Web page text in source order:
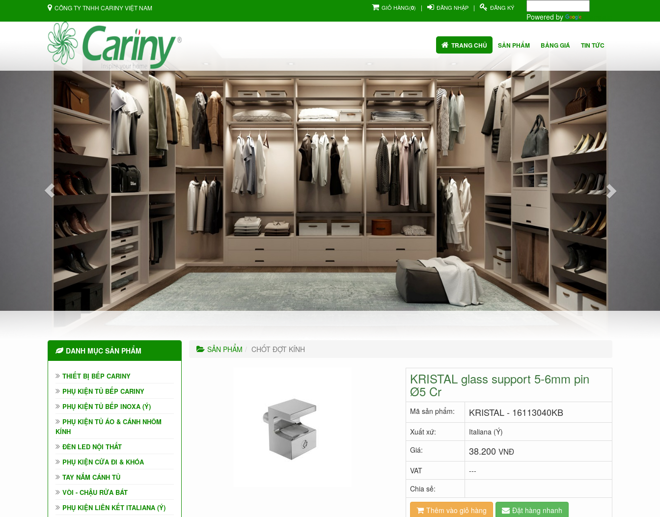
CÔNG TY TNHH CARINY VIỆT NAM
Powered by
GIỎ HÀNG(0) | ĐĂNG NHẬP | ĐĂNG KÝ
TRANG CHỦ SẢN PHẨM BẢNG GIÁ TIN TỨC
Previous
DANH MỤC SẢN PHẨM
THIẾT BỊ BẾP CARINY
PHỤ KIỆN TỦ BẾP CARINY
PHỤ KIỆN TỦ BẾP INOXA (Ý)
PHỤ KIỆN TỦ ÁO & CÁNH NHÔM
KÍNH
ĐÈN LED NỘI THẤT
PHỤ KIỆN CỬA ĐI & KHÓA
TAY NẮM CÁNH TỦ
VÒI - CHẬU RỬA BÁT
PHỤ KIỆN LIÊN KẾT ITALIANA (Ý)
SẢN PHẨM CHỐT ĐỢT KÍNH
KRISTAL glass support 5-6mm pin
Ø5 Cr
Mã sản phẩm: KRISTAL - 16113040KB
Xuất xứ:
Italiana (Ý)
Giá:
38.200 VNĐ
VAT
---
Chia sẻ:
Thêm vào giỏ hàng Đặt hàng nhanh